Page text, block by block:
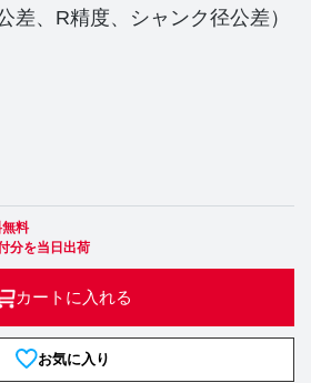
差、R精度、シャンク径公差）
料
分を当日出荷
カートに入れる
お気に入り